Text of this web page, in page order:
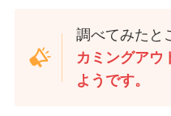
調べてみたと
カミングアウ
ようです。